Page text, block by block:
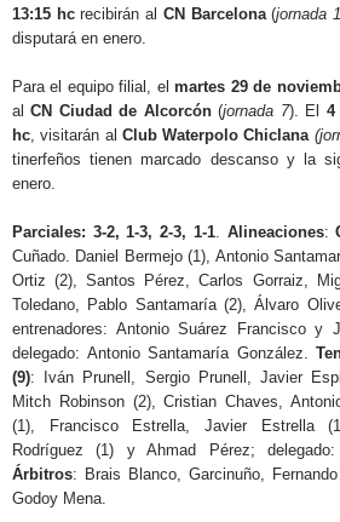
13:15 hcrecibirán al CN Barcelona(jornada
disputará en enero.
Para el equipo filial, elmartes 29 de
alCN Ciudad de Alcorcón(jornada 7). El 4
hc, visitarán al Club Waterpolo Chiclana
tinerfeños tienen marcado descanso y la
enero.
Parciales: 3-2, 1-3, 2-3, 1-1. Alineaciones:
Cuñado. Daniel Bermejo (1), Antonio
Ortiz (2), Santos Pérez, Carlos Gorraiz,
Toledano, Pablo Santamaría (2), Álvaro
entrenadores: Antonio Suárez Francisco y
delegado: Antonio Santamaría González.
(9): Iván Prunell, Sergio Prunell, Javier
Mitch Robinson (2), Cristian Chaves,
(1), Francisco Estrella, Javier Estrella
Rodríguez (1) y Ahmad Pérez;
Árbitros: Brais Blanco, Garcinuño,
Godoy Mena.